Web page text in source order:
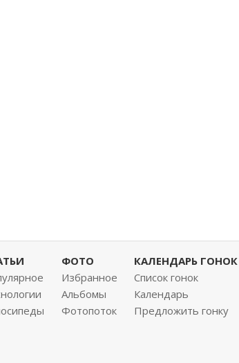
ФОТО
Избранное
Альбомы
Фотопоток
КАЛЕНДАРЬ ГОНОК
Список гонок
Календарь
Предложить гонку